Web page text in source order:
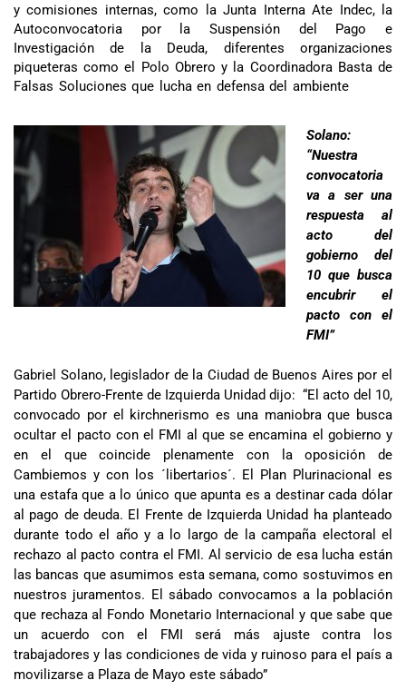
y comisiones internas, como la Junta Interna Ate Indec, la
Autoconvocatoria por la Suspensión del Pago e
Investigación de la Deuda, diferentes organizaciones
piqueteras como el Polo Obrero y la Coordinadora Basta de
Falsas Soluciones que lucha en defensa del ambiente
Solano:
“Nuestra
convocatoria
va a ser una
respuesta al
acto del
gobierno del
10 que busca
encubrir el
pacto con el
FMI”
Gabriel Solano, legislador de la Ciudad de Buenos Aires por el
Partido Obrero-Frente de Izquierda Unidad dijo: “El acto del 10,
convocado por el kirchnerismo es una maniobra que busca
ocultar el pacto con el FMI al que se encamina el gobierno y
en el que coincide plenamente con la oposición de
Cambiemos y con los ´libertarios´. El Plan Plurinacional es
una estafa que a lo único que apunta es a destinar cada dólar
al pago de deuda. El Frente de Izquierda Unidad ha planteado
durante todo el año y a lo largo de la campaña electoral el
rechazo al pacto contra el FMI. Al servicio de esa lucha están
las bancas que asumimos esta semana, como sostuvimos en
nuestros juramentos. El sábado convocamos a la población
que rechaza al Fondo Monetario Internacional y que sabe que
un acuerdo con el FMI será más ajuste contra los
trabajadores y las condiciones de vida y ruinoso para el país a
movilizarse a Plaza de Mayo este sábado”